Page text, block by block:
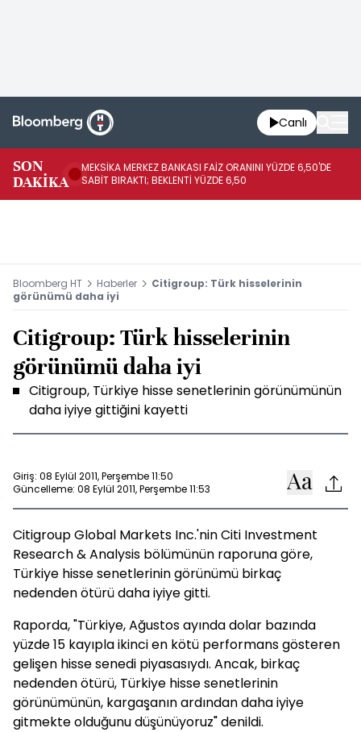
Canlı
SON
DAKİKA
MEKSİKA MERKEZ BANKASI FAİZ ORANINI YÜZDE 6,50'DE
SABİT BIRAKTI; BEKLENTİ YÜZDE 6,50
Bloomberg HT Haberler
Citigroup: Türk hisselerinin
görünümü daha iyi
Citigroup: Türk hisselerinin
görünümü daha iyi
Citigroup, Türkiye hisse senetlerinin görünümünün
daha iyiye gittiğini kayetti
Giriş: 08 Eylül 2011, Perşembe 11:50
Güncelleme: 08 Eylül 2011, Perşembe 11:53
Citigroup Global Markets Inc.'nin Citi Investment
Research & Analysis bölümünün raporuna göre,
Türkiye hisse senetlerinin görünümü birkaç
nedenden ötürü daha iyiye gitti.
Raporda, "Türkiye, Ağustos ayında dolar bazında
yüzde 15 kayıpla ikinci en kötü performans gösteren
gelişen hisse senedi piyasasıydı. Ancak, birkaç
nedenden ötürü, Türkiye hisse senetlerinin
görünümünün, kargaşanın ardından daha iyiye
gitmekte olduğunu düşünüyoruz" denildi.